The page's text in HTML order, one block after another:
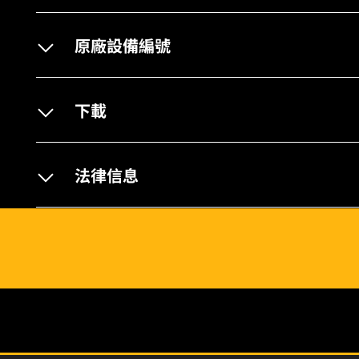
原廠設備編號
下載
法律信息